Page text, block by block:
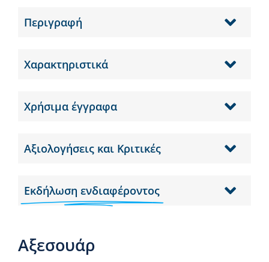
Περιγραφή
Χαρακτηριστικά
Χρήσιμα έγγραφα
Αξιολογήσεις και Κριτικές
Εκδήλωση ενδιαφέροντος
Αξεσουάρ